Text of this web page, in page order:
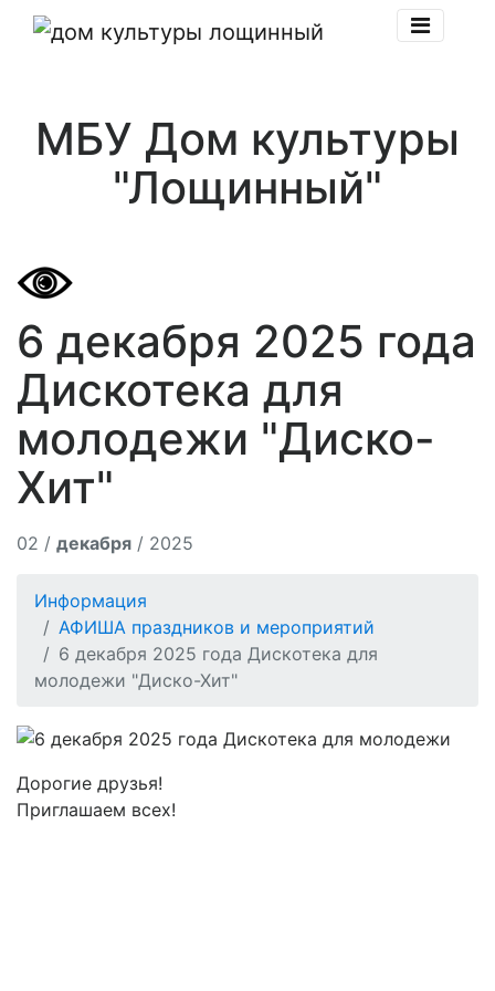
МБУ Дом культуры
"Лощинный"
6 декабря 2025 года
Дискотека для
молодежи "Диско-
Хит"
02 / декабря / 2025
Информация
АФИША праздников и мероприятий
6 декабря 2025 года Дискотека для
молодежи "Диско-Хит"
Дорогие друзья!
Приглашаем всех!